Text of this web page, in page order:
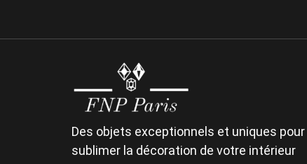
Des objets exceptionnels et uniques pour
sublimer la décoration de votre intérieur